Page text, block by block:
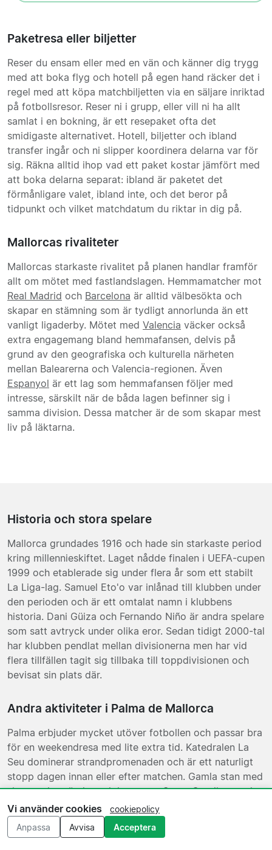
Paketresa eller biljetter
Reser du ensam eller med en vän och känner dig trygg
med att boka flyg och hotell på egen hand räcker det i
regel med att köpa matchbiljetten via en säljare inriktad
på fotbollsresor. Reser ni i grupp, eller vill ni ha allt
samlat i en bokning, är ett resepaket ofta det
smidigaste alternativet. Hotell, biljetter och ibland
transfer ingår och ni slipper koordinera delarna var för
sig. Räkna alltid ihop vad ett paket kostar jämfört med
att boka delarna separat: ibland är paketet det
förmånligare valet, ibland inte, och det beror på
tidpunkt och vilket matchdatum du riktar in dig på.
Mallorcas rivaliteter
Mallorcas starkaste rivalitet på planen handlar framför
allt om mötet med fastlandslagen. Hemmamatcher mot
Real Madrid och Barcelona är alltid välbesökta och
skapar en stämning som är tydligt annorlunda än ett
vanligt ligaderby. Mötet med Valencia väcker också
extra engagemang bland hemmafansen, delvis på
grund av den geografiska och kulturella närheten
mellan Balearerna och Valencia-regionen. Även
Espanyol är ett lag som hemmafansen följer med
intresse, särskilt när de båda lagen befinner sig i
samma division. Dessa matcher är de som skapar mest
liv på läktarna.
Historia och stora spelare
Mallorca grundades 1916 och hade sin starkaste period
kring millennieskiftet. Laget nådde finalen i UEFA-cupen
1999 och etablerade sig under flera år som ett stabilt
La Liga-lag. Samuel Eto'o var inlånad till klubben under
den perioden och är ett omtalat namn i klubbens
historia. Dani Güiza och Fernando Niño är andra spelare
som satt avtryck under olika eror. Sedan tidigt 2000-tal
har klubben pendlat mellan divisionerna men har vid
flera tillfällen tagit sig tillbaka till toppdivisionen och
bevisat sin plats där.
Andra aktiviteter i Palma de Mallorca
Palma erbjuder mycket utöver fotbollen och passar bra
för en weekendresa med lite extra tid. Katedralen La
Seu dominerar strandpromenaden och är ett naturligt
stopp dagen innan eller efter matchen. Gamla stan med
sina smala gränder och kvarteret Santa Catalina med
ett brett utbud av restauranger och kaféer är enkla att
utforska till fots. Stranderna väster om centrum, som
Illetes och Cala Major, nås snabbt med stadsbuss. De
Vi använder cookies
cookiepolicy
Anpassa
Avvisa Acceptera